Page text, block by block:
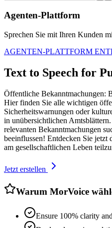
Agenten-Plattform
Sprechen Sie mit Ihren Kunden
AGENTEN-PLATTFORM
Text to Speech for
Öffentliche Bekanntmachungen:
Hier finden Sie alle wichtigen
Sicherheitswarnungen oder
in unübersichtlichen
relevanten Bekanntmachungen
beeinflussen! Entdecken Sie jetzt
am gesellschaftlichen Leben
Jetzt erstellen
Warum MorVoice
Ensure 100% clarity